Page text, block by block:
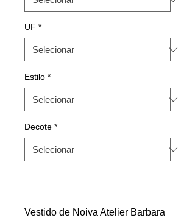
UF *
Estilo *
Decote *
Vestido de Noiva Atelier Barbara